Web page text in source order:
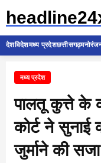
देशविदेशमध्य प्रदेशछत्तीसगढ़
मध्य प्रदेश
पालतू कुत्ते के
कोर्ट ने सुनाई
जुर्माने की सजा